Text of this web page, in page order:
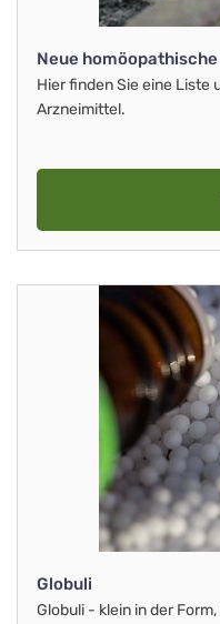
Neue
Hier finden Sie eine
Arzneimittel.
Globuli
Globuli - klein in der